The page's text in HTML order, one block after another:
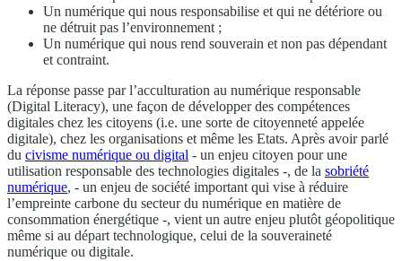
Un numérique qui nous responsabilise et qui ne détériore ou
ne détruit pas l’environnement ;
Un numérique qui nous rend souverain et non pas dépendant
et contraint.
La réponse passe par l’acculturation au numérique responsable
(Digital Literacy), une façon de développer des compétences
digitales chez les citoyens (i.e. une sorte de citoyenneté appelée
digitale), chez les organisations et même les Etats. Après avoir parlé
du civisme numérique ou digital - un enjeu citoyen pour une
utilisation responsable des technologies digitales -, de la sobriété
numérique, - un enjeu de société important qui vise à réduire
l’empreinte carbone du secteur du numérique en matière de
consommation énergétique -, vient un autre enjeu plutôt géopolitique
même si au départ technologique, celui de la souveraineté
numérique ou digitale.